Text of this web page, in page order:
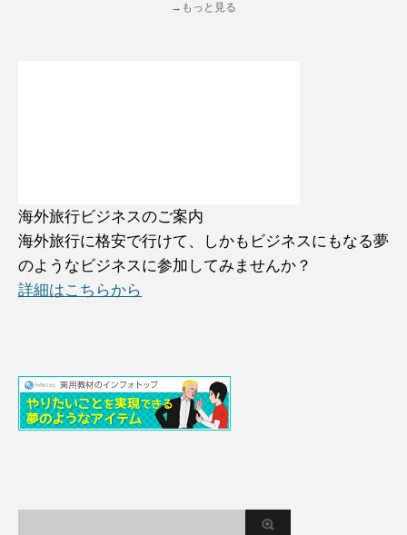
→もっと見る
海外旅行ビジネスのご案内
海外旅行に格安で行けて、しかもビジネスにもなる夢
のようなビジネスに参加してみませんか？
詳細はこちらから